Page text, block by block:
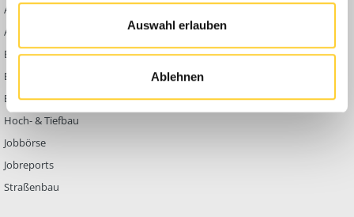
Auswahl erlauben
Ablehnen
Abbruch
Ausbildung & Beruf
Bau Allgemein
Baumaschinen
Berg- & Tagebau
Hoch- & Tiefbau
Jobbörse
Jobreports
Straßenbau
Bauforum24
Kontakt
Impressum